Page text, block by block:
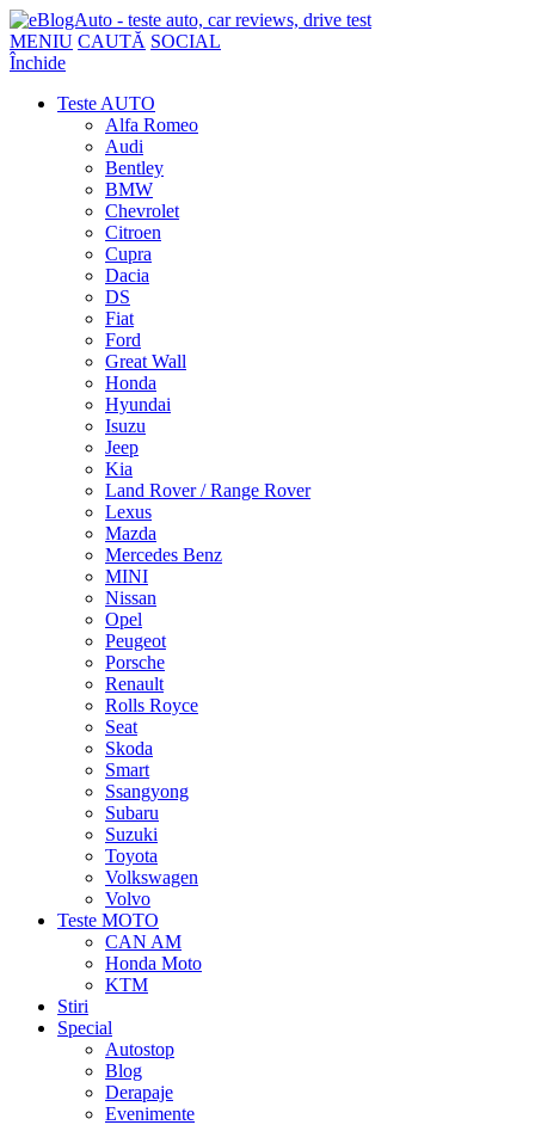
MENIU CAUTĂ SOCIAL
Închide
Teste AUTO
Alfa Romeo
Audi
Bentley
BMW
Chevrolet
Citroen
Cupra
Dacia
DS
Fiat
Ford
Great Wall
Honda
Hyundai
Isuzu
Jeep
Kia
Land Rover / Range Rover
Lexus
Mazda
Mercedes Benz
MINI
Nissan
Opel
Peugeot
Porsche
Renault
Rolls Royce
Seat
Skoda
Smart
Ssangyong
Subaru
Suzuki
Toyota
Volkswagen
Volvo
Teste MOTO
CAN AM
Honda Moto
KTM
Stiri
Special
Autostop
Blog
Derapaje
Evenimente